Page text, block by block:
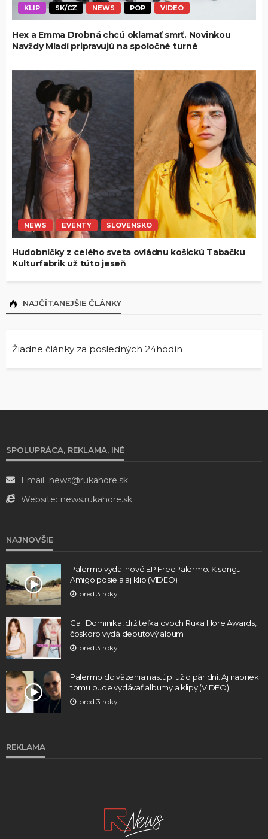
KLIP SK/CZ NEWS POP VIDEO
Hex a Emma Drobná chcú oklamať smrť. Novinkou
Navždy Mladí pripravujú na spoločné turné
NEWS EVENTY SLOVENSKO
Hudobníčky z celého sveta ovládnu košickú Tabačku
Kulturfabrik už túto jeseň
NAJČÍTANEJŠIE ČLÁNKY
Žiadne články za posledných 24hodín
SPOLUPRÁCA, REKLAMA, INÉ
Email: news@rukahore.sk
Website: news.rukahore.sk
NAJNOVŠIE
Palermo vydal nové EP FreePalermo. K songu
Amigo posiela aj klip (VIDEO)
pred 3 roky
Call Dominika, držiteľka dvoch Ruka Hore Awards,
čoskoro vydá debutový album
pred 3 roky
Palermo do väzenia nastúpi už o pár dní. Aj napriek
tomu bude vydávať albumy a klipy (VIDEO)
pred 3 roky
REKLAMA